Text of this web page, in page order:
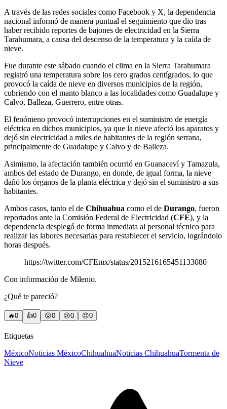
A través de las redes sociales como Facebook y X, la dependencia
nacional informó de manera puntual el seguimiento que dio tras
haber recibido reportes de bajones de electricidad en la Sierra
Tarahumara, a causa del descenso de la temperatura y la caída de
nieve.
Fue durante este sábado cuando el clima en la Sierra Tarahumara
registró una temperatura sobre los cero grados centígrados, lo que
provocó la caída de nieve en diversos municipios de la región,
cubriendo con el manto blanco a las localidades como Guadalupe y
Calvo, Balleza, Guerrero, entre otras.
El fenómeno provocó interrupciones en el suministro de energía
eléctrica en dichos municipios, ya que la nieve afectó los aparatos y
dejó sin electricidad a miles de habitantes de la región serrana,
principalmente de Guadalupe y Calvo y de Balleza.
Asimismo, la afectación también ocurrió en Guanaceví y Tamazula,
ambos del estado de Durango, en donde, de igual forma, la nieve
dañó los órganos de la planta eléctrica y dejó sin el suministro a sus
habitantes.
Ambos casos, tanto el de Chihuahua como el de Durango, fueron
reportados ante la Comisión Federal de Electricidad (CFE), y la
dependencia desplegó de forma inmediata al personal técnico para
realizar las labores necesarias para restablecer el servicio, lográndolo
horas después.
https://twitter.com/CFEmx/status/2015216165451133080
Con información de Milenio.
¿Qué te pareció?
🔥0 👍0 😲0 😢0 😠0
Etiquetas
MéxicoNoticias MéxicoChihuahuaNoticias ChihuahuaTormenta de
Nieve